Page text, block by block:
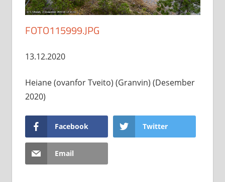
FOTO115999.JPG
13.12.2020
Heiane (ovanfor Tveito) (Granvin) (Desember
2020)
Facebook Twitter
Email